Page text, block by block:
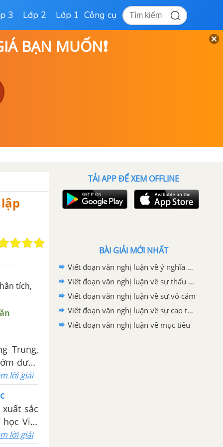
3 Lớp 2 Lớp 1 Công cụ
BẠN MUỐN❗
tích,
Trung,
được
trong
lời giải
sắc
Việt
lời giải
TẢI APP ĐỂ XEM OFFLINE
BÀI GIẢI MỚI NHẤT
Viết đoạn văn nghị luận về ý nghĩa của việc tìm ra niềm đam mê thực sự của chính mình trong cuộc sống.
Viết đoạn văn nghị luận về sự thấu cảm
Viết đoạn văn nghị luận về sự vô cảm
Viết đoạn văn nghị luận về sự cao thượng
Viết đoạn văn nghị luận về mục tiêu